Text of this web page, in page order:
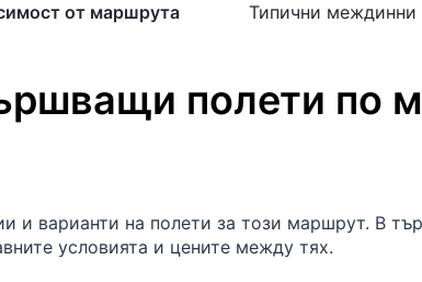
от маршрута Типични междинни
полети по
и варианти на полети за този маршрут. В
условията и цените между тях.